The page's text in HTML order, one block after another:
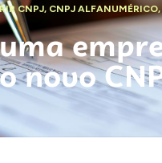
CNPJ, CNPJ ALFANUMÉRICO,
novo